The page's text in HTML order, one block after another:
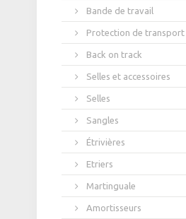
Bande de travail
Protection de transport
Back on track
Selles et accessoires
Selles
Sangles
Étrivières
Etriers
Martinguale
Amortisseurs